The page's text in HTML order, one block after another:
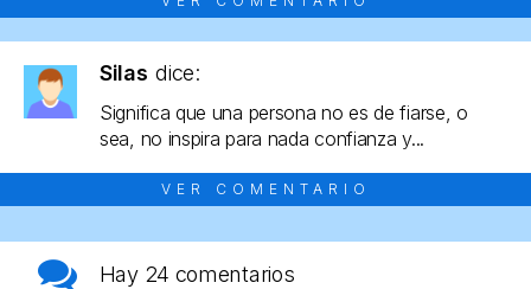
Silas dice:
Significa que una persona no es de fiarse, o
sea, no inspira para nada confianza y...
VER COMENTARIO
Hay 24 comentarios